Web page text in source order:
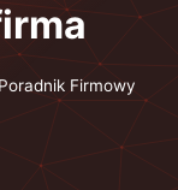
Poradnik Firmowy